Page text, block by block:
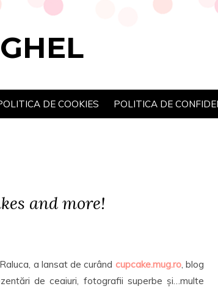
DE COOKIES POLITICA DE
and more!
a lansat de curând cupcake.mug.ro, blog
de ceaiuri, fotografii superbe și…multe